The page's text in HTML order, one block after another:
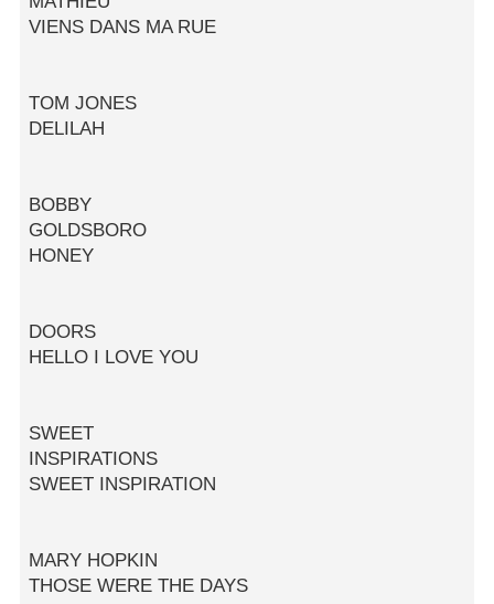
VIENS DANS MA RUE
TOM JONES
DELILAH
BOBBY
GOLDSBORO
HONEY
DOORS
HELLO I LOVE YOU
SWEET
INSPIRATIONS
SWEET INSPIRATION
MARY HOPKIN
THOSE WERE THE DAYS